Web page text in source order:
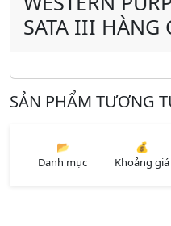
SATA III HÀNG
SẢN PHẨM TƯƠNG
📂
Danh mục
💰
Khoảng giá